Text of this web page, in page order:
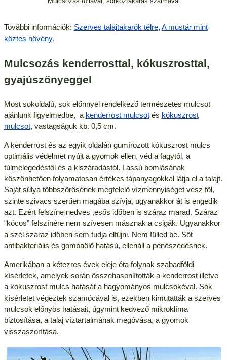
További információk: Szerves talajtakarók télre, A mustár mint
köztes növény.
Mulcsozás kenderrosttal, kókuszrosttal,
gyajúszőnyeggel
Most sokoldalú, sok előnnyel rendelkező természetes mulcsot
ajánlunk figyelmedbe, a kenderrost mulcsotés kókuszrost
mulcsot, vastagságuk kb. 0,5 cm.
A kenderrost és az egyik oldalán gumírozott kókuszrost mulcs
optimális védelmet nyújt a gyomok ellen, véd a fagytól, a
túlmelegedéstől és a kiszáradástól. Lassú bomlásának
köszönhetően folyamatosan értékes tápanyagokkal látja el a talajt.
Saját súlya többszörösének megfelelő vízmennyiséget vesz föl,
szinte szivacs szerűen magába szívja, ugyanakkor át is engedik
azt. Ezért felszíne nedves ,esős időben is száraz marad. Száraz
“kócos” felszínére nem szívesen másznak a csigák. Ugyanakkor
a szél száraz időben sem tudja elfújni. Nem fülled be. Sőt
antibakteriális és gombaölő hatású, ellenáll a penészedésnek.
Amerikában a kétezres évek eleje óta folynak szabadföldi
kísérletek, amelyek során összehasonlították a kenderrost illetve
a kókuszrost mulcs hatását a hagyományos mulcsokéval. Sok
kísérletet végeztek szamócával is, ezekben kimutatták a szerves
mulcsok előnyös hatásait, úgymint kedvező mikroklíma
biztosítása, a talaj víztartalmának megóvása, a gyomok
visszaszorítása.